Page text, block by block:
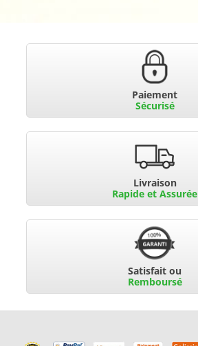
Paiement
Sécurisé
Livraison
Rapide et Assurée
Satisfait ou
Remboursé